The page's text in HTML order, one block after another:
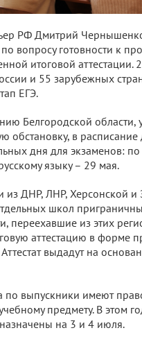
РФ Дмитрий
вопросу готовности к
итоговой аттестации.
и 55 зарубежных
ЕГЭ.
Белгородской области,
обстановку, в
дня для экзаменов: по
языку – 29 мая.
из ДНР, ЛНР, Херсонской и
школ
переехавшие из этих
аттестацию в форме
Аттестат выдадут на
по выпускники имеют
предмету. В этом
на 3 и 4 июля.